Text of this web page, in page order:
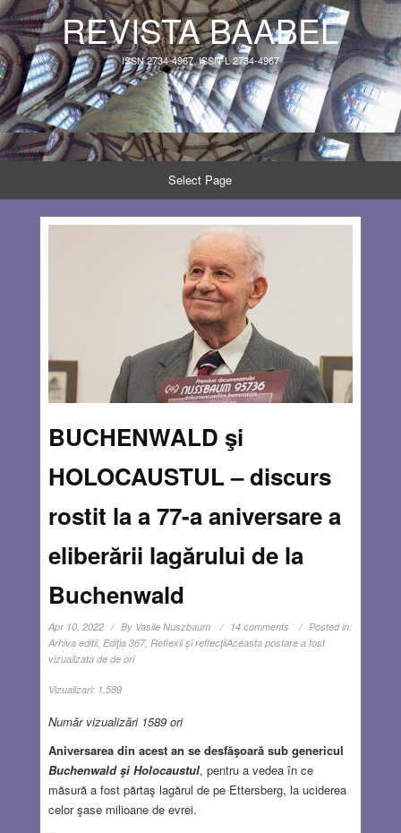
REVISTA BAABEL
ISSN 2734-4967, ISSN-L 2734-4967
Select Page
BUCHENWALD şi
HOLOCAUSTUL – discurs
rostit la a 77-a aniversare a
eliberării lagărului de la
Buchenwald
Apr 10, 2022 By Vasile Nuszbaum 14 comments
Posted in:
Arhiva editii, Ediţia 367, Reflexii şi reflecţiiAceasta postare a fost
vizualizata de de ori
Vizualizari: 1,589
Număr vizualizări 1589 ori
Aniversarea din acest an se desfăşoară sub genericul
Buchenwald şi Holocaustul, pentru a vedea în ce
măsură a fost părtaş lagărul de pe Ettersberg, la uciderea
celor şase milioane de evrei.